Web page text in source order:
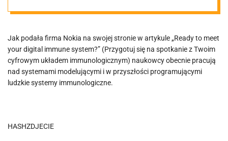
odpornościowe
ludzi przez sieci
mobilne.
Jak podała firma Nokia na swojej stronie w artykule „Ready to meet
your digital immune system?” (Przygotuj się na spotkanie z Twoim
cyfrowym układem immunologicznym) naukowcy obecnie pracują
nad systemami modelującymi i w przyszłości programującymi
ludzkie systemy immunologiczne.
HASHZDJECIE